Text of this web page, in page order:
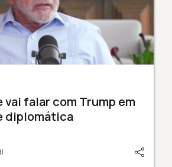
vai falar com Trump em
diplomática